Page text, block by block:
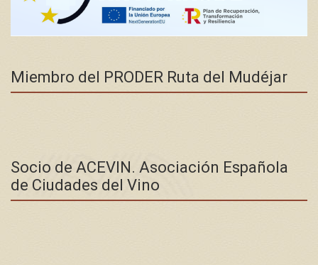
Miembro del PRODER Ruta del Mudéjar
Socio de ACEVIN. Asociación Española
de Ciudades del Vino